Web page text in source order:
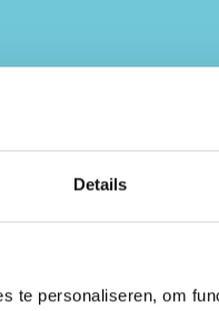
Details
te personaliseren, om
dag
aan barones
zit er maar één
barones
de berg